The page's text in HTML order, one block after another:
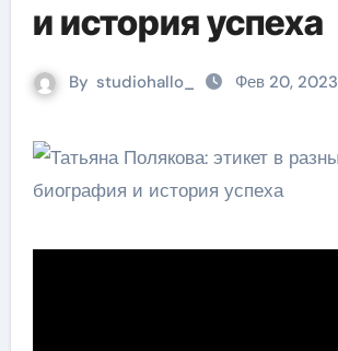
и история успеха
By studiohallo_ Фев 20, 2023